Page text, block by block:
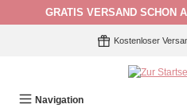
Zum Hauptinhalt springen
GRATIS VERSAND SCHON
Kostenloser
Navigation